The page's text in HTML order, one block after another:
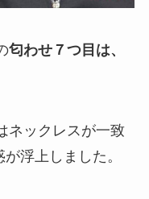
匂わせ７つ目は、
ネックレスが一致
浮上しました。